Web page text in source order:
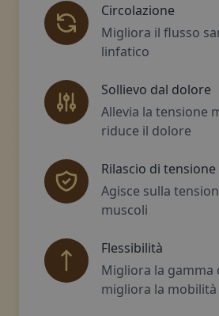
Circolazione
Migliora il flusso
linfatico
Sollievo dal dolore
Allevia la tensione
riduce il dolore
Rilascio di tensione
Agisce sulla
muscoli
Flessibilità
Migliora la gamma
migliora la